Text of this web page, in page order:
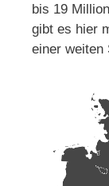
bis 19
gibt es hier
einer weiten